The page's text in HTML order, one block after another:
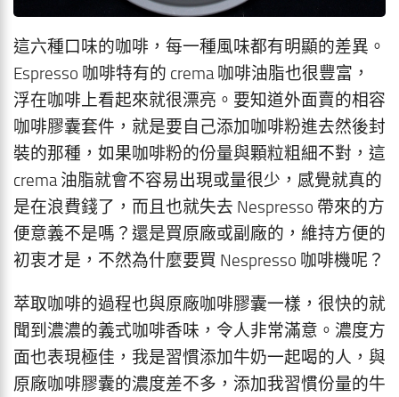
這六種口味的咖啡，每一種風味都有明顯的差異。
Espresso 咖啡特有的 crema 咖啡油脂也很豐富，
浮在咖啡上看起來就很漂亮。要知道外面賣的相容
咖啡膠囊套件，就是要自己添加咖啡粉進去然後封
裝的那種，如果咖啡粉的份量與顆粒粗細不對，這
crema 油脂就會不容易出現或量很少，感覺就真的
是在浪費錢了，而且也就失去 Nespresso 帶來的方
便意義不是嗎？還是買原廠或副廠的，維持方便的
初衷才是，不然為什麼要買 Nespresso 咖啡機呢？
萃取咖啡的過程也與原廠咖啡膠囊一樣，很快的就
聞到濃濃的義式咖啡香味，令人非常滿意。濃度方
面也表現極佳，我是習慣添加牛奶一起喝的人，與
原廠咖啡膠囊的濃度差不多，添加我習慣份量的牛